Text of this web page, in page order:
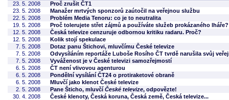
23. 5. 2008
Proč zrušit ČT1
23. 5. 2008
Manažer mrtvých sponzorů zaútočil na veřejnou službu
22. 5. 2008
Problém Media Tenoru: co je to neutralita
19. 5. 2008
Proč tolerujete střet zájmů a používáte služeb prokázaného lháře?
12. 5. 2008
Česká televize cenzuruje odbornou kritiku radaru. Proč?
12. 5. 2008
Kolik stojí spekulace
7. 5. 2008
Dotaz panu Štichovi, mluvčímu České televize
7. 5. 2008
Odvysíláním reportáže Luboše Rosího ČT tvrdě narušila svůj
7. 5. 2008
Vyváženost je v České televizi samozřejmostí
6. 5. 2008
ČT není vlivovou agenturou
6. 5. 2008
Pondělní vysílání ČT24 o protiraketové obraně
6. 5. 2008
Mluvčí jako klenot České televize
2. 5. 2008
Pane Šticho, mluvčí České televize, odpovězte!
30. 4. 2008
České klenoty, Česká koruna, Česká země, Česká televize...